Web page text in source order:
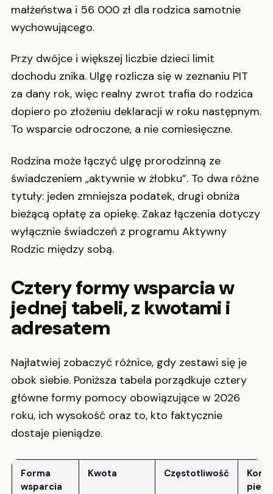
małżeństwa i 56 000 zł dla rodzica samotnie
wychowującego.
Przy dwójce i większej liczbie dzieci limit
dochodu znika. Ulgę rozlicza się w zeznaniu PIT
za dany rok, więc realny zwrot trafia do rodzica
dopiero po złożeniu deklaracji w roku następnym.
To wsparcie odroczone, a nie comiesięczne.
Rodzina może łączyć ulgę prorodzinną ze
świadczeniem „aktywnie w żłobku”. To dwa różne
tytuły: jeden zmniejsza podatek, drugi obniża
bieżącą opłatę za opiekę. Zakaz łączenia dotyczy
wyłącznie świadczeń z programu Aktywny
Rodzic między sobą.
Cztery formy wsparcia w
jednej tabeli, z kwotami i
adresatem
Najłatwiej zobaczyć różnice, gdy zestawi się je
obok siebie. Poniższa tabela porządkuje cztery
główne formy pomocy obowiązujące w 2026
roku, ich wysokość oraz to, kto faktycznie
dostaje pieniądze.
Forma
wsparcia
Kwota Częstotliwość